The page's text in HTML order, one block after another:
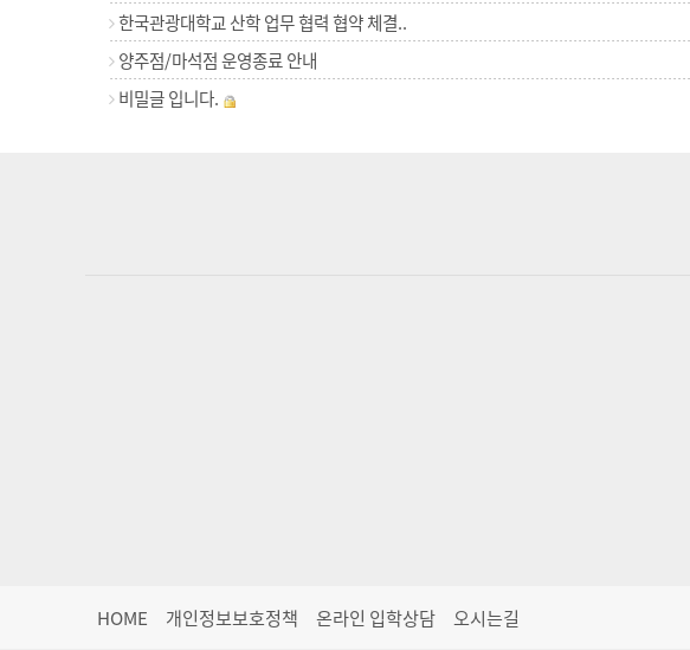
한국관광대학교 산학 업무 협력 협약 체결..
양주점/마석점 운영종료 안내
비밀글 입니다.
HOME 개인정보보호정책 온라인 입학상담 오시는길